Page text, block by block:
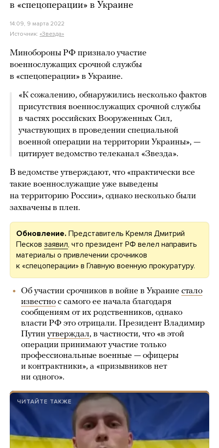
в «спецоперации» в Украине
14:09, 9 марта 2022
Источник: «Звезда»
Минобороны РФ признало участие
военнослужащих срочной службы
в «спецоперации» в Украине.
«К сожалению, обнаружились несколько фактов
присутствия военнослужащих срочной службы
в частях российских Вооруженных Сил,
участвующих в проведении специальной
военной операции на территории Украины», —
цитирует ведомство телеканал «Звезда».
В ведомстве утверждают, что «практически все
такие военнослужащие уже выведены
на территорию России», однако несколько были
захвачены в плен.
Обновление. Представитель Кремля Дмитрий
Песков заявил, что президент РФ велел направить
материалы о привлечении срочников
к «спецоперации» в Главную военную прокуратуру.
Об участии срочников в войне в Украине стало
известно с самого ее начала благодаря
сообщениям от их родственников, однако
власти РФ это отрицали. Президент Владимир
Путин утверждал, в частности, что «в этой
операции принимают участие только
профессиональные военные — офицеры
и контрактники», а «призывников нет
ни одного».
ЧИТАЙТЕ ТАКЖЕ